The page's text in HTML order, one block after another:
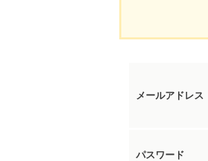
メールアドレス
パスワード